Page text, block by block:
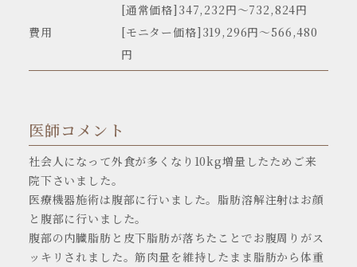
費用
[通常価格]347,232円〜732,824円
[モニター価格]319,296円～566,480
円
医師コメント
社会人になって外食が多くなり10kg増量したためご来
院下さいました。
医療機器施術は腹部に行いました。脂肪溶解注射はお顔
と腹部に行いました。
腹部の内臓脂肪と皮下脂肪が落ちたことでお腹周りがス
ッキリされました。筋肉量を維持したまま脂肪から体重